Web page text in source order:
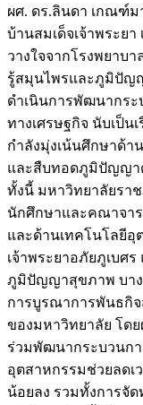
ผศ. ดร.ลินดา เกณฑ์
บ้านสมเด็จเจ้าพระย
วางใจจากโรงพยาบ
รู้สมุนไพรและภูมิปัญ
ดำเนินการพัฒนากระ
ทางเศรษฐกิจ นับเป็น
กำลังมุ่งเน้นศึกษาด้
และสืบทอดภูมิปัญญา
ทั้งนี้ มหาวิทยาลัยรา
นักศึกษาและคณาจา
และด้านเทคโนโลยีอุ
เจ้าพระยาอภัยภูเบศ
ภูมิปัญญาสุขภาพ บาง
การบูรณาการพันธกิ
ของมหาวิทยาลัย โด
ร่วมพัฒนากระบวนก
อุตสาหกรรมช่วยลดเ
น้อยลง รวมทั้งการจั